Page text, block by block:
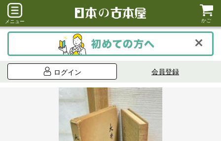
メニュー かご
ログイン 会員登録